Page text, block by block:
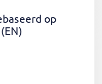
op
(EN)